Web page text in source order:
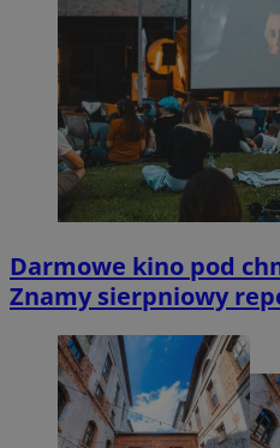
Darmowe kino pod
Znamy sierpniowy